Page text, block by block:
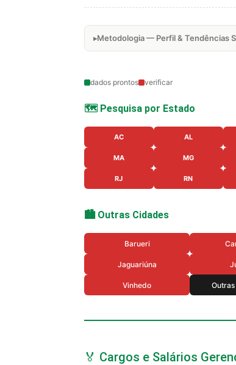
Metodologia — Perfil & Tendências
dados prontos verificar
🗺️ Pesquisa por Estado
AC AL
MA MG
RJ RN
🏙️ Outras Cidades
Barueri
Jaguariúna
Vinhedo
🏅 Cargos e Salários